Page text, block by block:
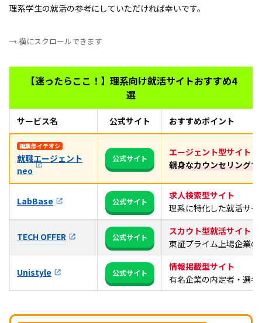
理系学生の就活の参考にしていただければ幸いです。
→ 横にスクロールできます
【迷ったらここ！】理系向け就活サイトおすすめ4
選
サービス名 公式サイト おすすめポイント
編集部イチオシ
就職エージェント
neo
公式サイト
エージェント型サイト
親身なカウンセリング
LabBase 公式サイト
求人検索型サイト
理系に特化した就活サ
TECH OFFER 公式サイト
スカウト型就活サイト
東証プライム上場企業
Unistyle 公式サイト
情報掲載型サイト
有名企業の内定者・選